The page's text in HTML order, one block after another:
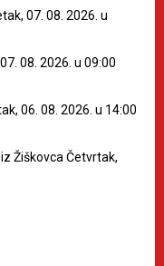
07. 08. 2026. u
08. 2026. u 09:00
06. 08. 2026. u 14:00
Žiškovca Četvrtak,